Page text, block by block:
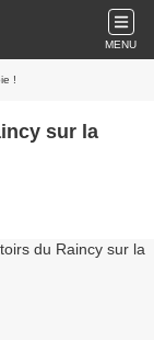
MENU
!
sur la